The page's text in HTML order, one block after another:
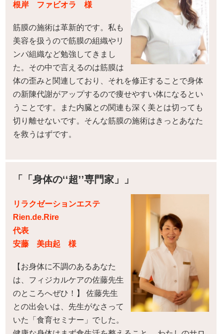
根岸 ファビオラ 様
筋膜の施術は革新的です。私も
美容を扱うので筋膜の組織やリ
ンパ組織など勉強してきまし
た。その中で言えるのは筋膜は
体の歪みと関連しており、それを修正することで身体
の新陳代謝がアップするので痩せやすい体になるとい
うことです。また内臓との関連も深く美とは切っても
切り離せないです。そんな筋膜の施術はきっとあなた
を救うはずです。
「「身体の‘‘超’’専門家」」
リラクゼーションエステ
Rien.de.Rire
代表
安藤 美由起 様
【お身体に不調のあるあなた
は、フィジカルケアの佐藤先生
のところへぜひ！】 佐藤先生
との出会いは、先生がなさって
いた「食育セミナー」でした。